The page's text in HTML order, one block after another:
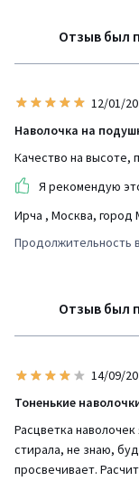
Отзыв был
12/01/
Наволочка на
Качество на высоте,
Я рекомендую
Ирча , Москва, город
Продолжительность
Отзыв был
14/09/
Тоненькие
Расцветка
стирала, не знаю,
просвечивает.